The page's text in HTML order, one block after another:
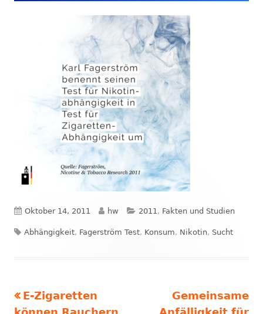
Veröffentlicht
am
Oktober 14, 2011 Autor
hw Kategorien
2011 , Fakten und Studien
Schlagwörter
Abhängigkeit, Fagerström Test, Konsum, Nikotin, Sucht
Beitrags-
Vorheriger
Beitrag:
E-Zigaretten
Nächster
Beitrag
Gemeinsame